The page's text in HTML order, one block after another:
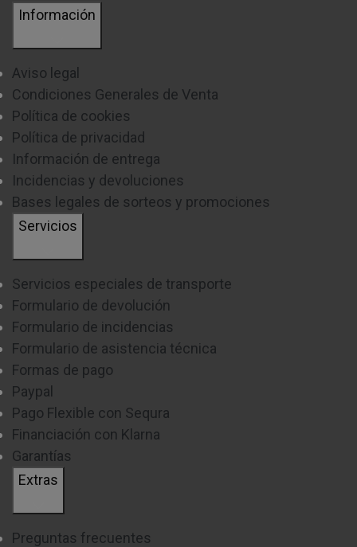
Información
Aviso legal
Condiciones Generales de Venta
Política de cookies
Política de privacidad
Información de entrega
Incidencias y devoluciones
Bases legales de sorteos y promociones
Servicios
Servicios especiales de transporte
Formulario de devolución
Formulario de incidencias
Formulario de asistencia técnica
Formas de pago
Paypal
Pago Flexible con Sequra
Financiación con Klarna
Garantías
Extras
Preguntas frecuentes